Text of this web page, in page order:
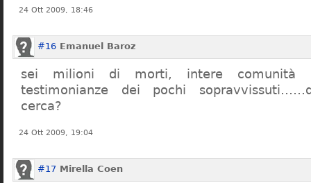
24 Ott 2009, 18:46
#16 Emanuel Baroz
sei milioni di morti, intere comunità
testimonianze dei pochi
cerca?
24 Ott 2009, 19:04
#17 Mirella Coen